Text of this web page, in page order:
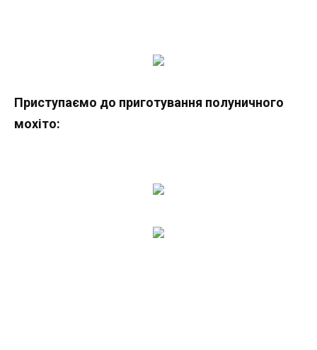
Приступаємо до приготування полуничного
мохіто: